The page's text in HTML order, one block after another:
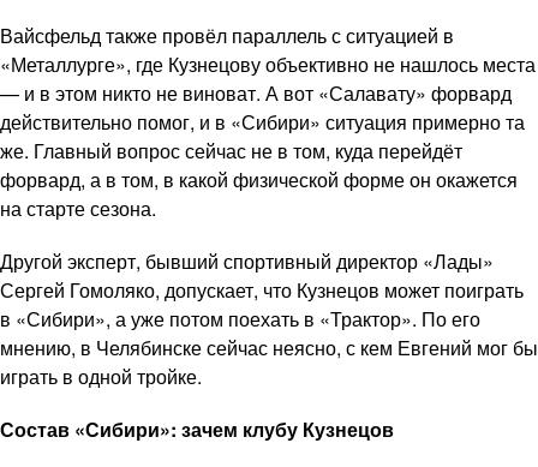
Вайсфельд также провёл параллель с ситуацией в
«Металлурге», где Кузнецову объективно не нашлось места
— и в этом никто не виноват. А вот «Салавату» форвард
действительно помог, и в «Сибири» ситуация примерно та
же. Главный вопрос сейчас не в том, куда перейдёт
форвард, а в том, в какой физической форме он окажется
на старте сезона.
Другой эксперт, бывший спортивный директор «Лады»
Сергей Гомоляко, допускает, что Кузнецов может поиграть
в «Сибири», а уже потом поехать в «Трактор». По его
мнению, в Челябинске сейчас неясно, с кем Евгений мог бы
играть в одной тройке.
Состав «Сибири»: зачем клубу Кузнецов